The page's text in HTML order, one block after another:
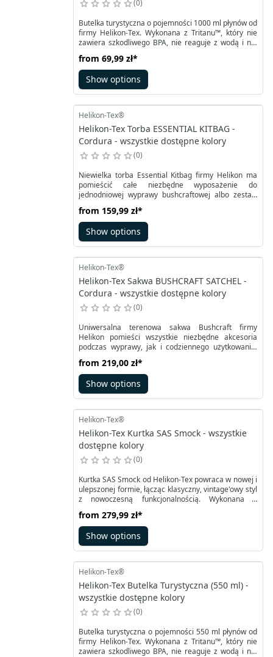
0
Butelka turystyczna o pojemności 1000 ml płynów od
firmy Helikon-Tex. Wykonana z Tritanu™, który nie
zawiera szkodliwego BPA, nie reaguje z wodą i nie
tworzywo, odporne na niskie i wysokie temperatury
od - 10 do 90°C. Szeroki wlew butelki turystycznej
chroni przed szybkim zamarznięciem zawartości.
from 69,99 zł*
Show options
Helikon-Tex®
Helikon-Tex Torba ESSENTIAL KITBAG -
Cordura - wszystkie dostępne kolory
0
Niewielka torba Essential Kitbag firmy Helikon ma
pomieścić całe niezbędne wyposażenie do
jednodniowej wyprawy bushcraftowej albo zestaw
wewnątrz i na zewnątrz torby umożliwiają
przenoszenie manierki z kubkiem, składanej
kuchenki, linki, kompasu czy latarki.
from 159,99 zł*
Show options
Helikon-Tex®
Helikon-Tex Sakwa BUSHCRAFT SATCHEL -
Cordura - wszystkie dostępne kolory
0
Uniwersalna terenowa sakwa Bushcraft firmy
Helikon pomieści wszystkie niezbędne akcesoria
podczas wyprawy, jak i codziennego użytkowania.
siatki zapinaną na suwak oraz dwie kieszenie z
elastycznym ściągaczem.
from 219,00 zł*
Show options
Helikon-Tex®
Helikon-Tex Kurtka SAS Smock - wszystkie
dostępne kolory
0
Kurtka SAS Smock od Helikon-Tex powraca w nowej i
ulepszonej formie, łącząc klasyczny, vintage'owy styl
z nowoczesną funkcjonalnością. Wykonana z
się do woskowania, kurtka ta zapewnia skuteczną
ochronę przed lekkimi opadami deszczu i śniegu.
Uniwersalność i lekkość to główne cechy
charakteryzujące SAS Smock. Kaptur o regulacji
dopasowanie do warunków pogodowych, noszonej
czapki itp.
from 279,99 zł*
Show options
Helikon-Tex®
Helikon-Tex Butelka Turystyczna (550 ml) -
wszystkie dostępne kolory
0
Butelka turystyczna o pojemności 550 ml płynów od
firmy Helikon-Tex. Wykonana z Tritanu™, który nie
zawiera szkodliwego BPA, nie reaguje z wodą i nie